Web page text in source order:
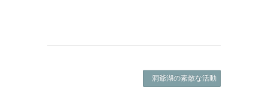
洞爺湖の素敵な活動 洞爺湖温泉